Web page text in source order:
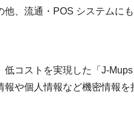
他、流通・POS システムに
低コストを実現した「J-
報や個人情報など機密情報